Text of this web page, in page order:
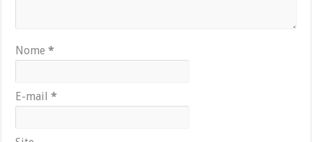
Nome*
E-mail*